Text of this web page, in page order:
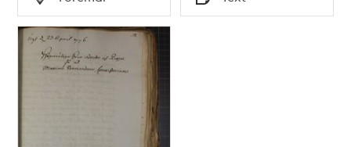
Typ Typ